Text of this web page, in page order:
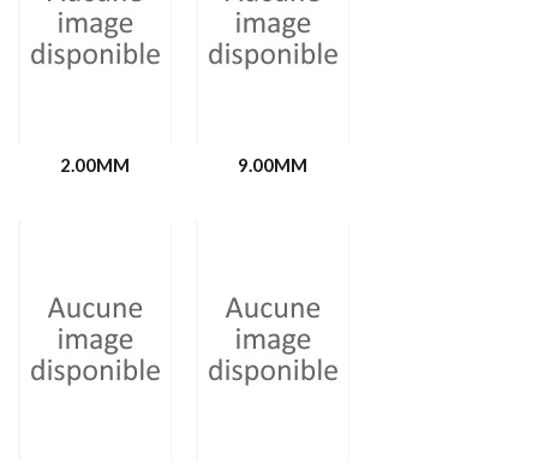
2.00MM 9.00MM